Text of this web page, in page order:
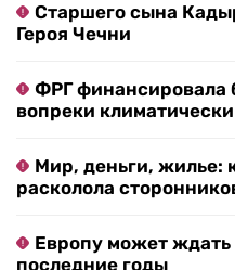
Старшего сына
Героя Чечни
ФРГ финансировала
вопреки
Мир, деньги, жилье:
расколола
Европу может ждать
последние годы